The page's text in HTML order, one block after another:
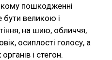
пошкодженні
великою і
на шию, обличчя,
осиплості голосу, а
і стегон.